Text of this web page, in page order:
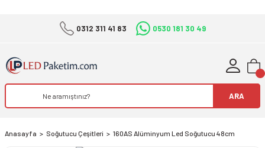
0312 311 41 83 0530 181 30 49
ARA
Anasayfa Soğutucu Çeşitleri 160AS Alüminyum Led Soğutucu 48cm